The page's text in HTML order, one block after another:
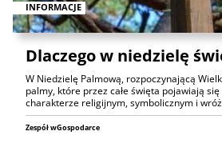
INFORMACJE
Dlaczego w niedzielę
W Niedzielę Palmową, rozpoczynającą
palmy, które przez całe święta pojawiają
charakterze religijnym, symbolicznym i
Zespół wGospodarce